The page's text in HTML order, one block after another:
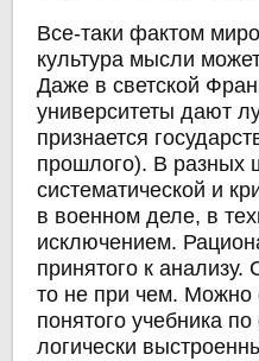
Все-таки фактом
культура мысли
Даже в светской
университеты дают
признается
прошлого). В разных
систематической и
в военном деле, в
исключением.
принятого к
то не при чем. Можно
понятого учебника
логически